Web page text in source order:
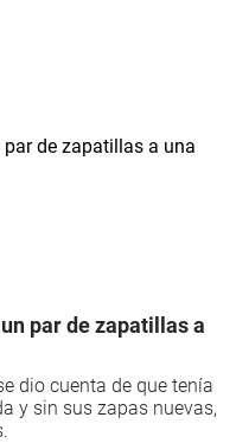
par de zapatillas a
dio cuenta de que tenía
y sin sus zapas nuevas,